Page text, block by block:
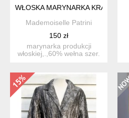
WŁOSKA MARYNARKA KRATA
Mademoiselle Patrini
150 zł
marynarka produkcji
włoskiej,.,60% wełna szer.